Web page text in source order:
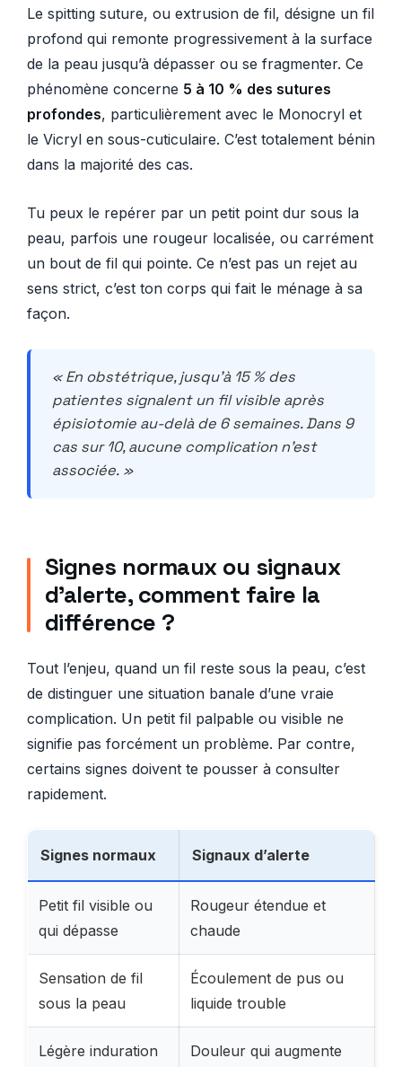
Le spitting suture, ou extrusion de fil, désigne un fil
profond qui remonte progressivement à la surface
de la peau jusqu’à dépasser ou se fragmenter. Ce
phénomène concerne 5 à 10 % des sutures
profondes, particulièrement avec le Monocryl et
le Vicryl en sous-cuticulaire. C’est totalement bénin
dans la majorité des cas.
Tu peux le repérer par un petit point dur sous la
peau, parfois une rougeur localisée, ou carrément
un bout de fil qui pointe. Ce n’est pas un rejet au
sens strict, c’est ton corps qui fait le ménage à sa
façon.
« En obstétrique, jusqu’à 15 % des
patientes signalent un fil visible après
épisiotomie au-delà de 6 semaines. Dans 9
cas sur 10, aucune complication n’est
associée. »
Signes normaux ou signaux
d’alerte, comment faire la
différence ?
Tout l’enjeu, quand un fil reste sous la peau, c’est
de distinguer une situation banale d’une vraie
complication. Un petit fil palpable ou visible ne
signifie pas forcément un problème. Par contre,
certains signes doivent te pousser à consulter
rapidement.
Signes normaux Signaux d’alerte
Petit fil visible ou
qui dépasse
Rougeur étendue et
chaude
Sensation de fil
sous la peau
Écoulement de pus ou
liquide trouble
Légère induration
Douleur qui augmente